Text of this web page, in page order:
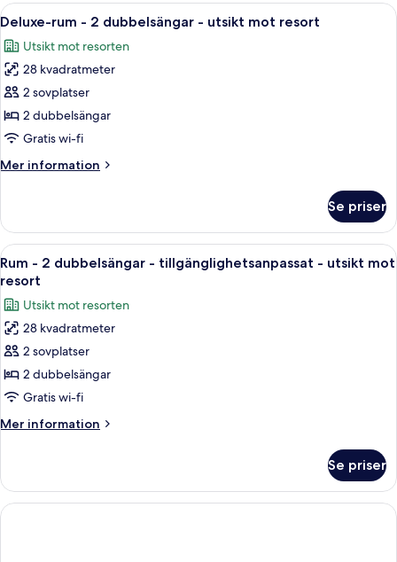
2
Öppna
alla
foton
för
Deluxe-
rum
-
dubbelsängar
mot
resort
Ett hotellrum med två sängar, en
1
Deluxe-rum - 2 dubbelsängar - utsikt mot resort
Utsikt mot resorten
28 kvadratmeter
2 sovplatser
2 dubbelsängar
Gratis wi-fi
Mer information
Mer
rum
2
dubbelsängar
utsikt
mot
resort
Se priser
Öppna
alla
foton
för
Rum
-
2
dubbelsängar
-
tillgänglighetsanpassat
utsikt
mot
resort
Ett hotellrum med två sängar, ett
1
Rum - 2 dubbelsängar - tillgänglighetsanpassat - utsikt mot
resort
Utsikt mot resorten
28 kvadratmeter
2 sovplatser
2 dubbelsängar
Gratis wi-fi
Mer information
Mer
-
dubbelsängar
Se priser